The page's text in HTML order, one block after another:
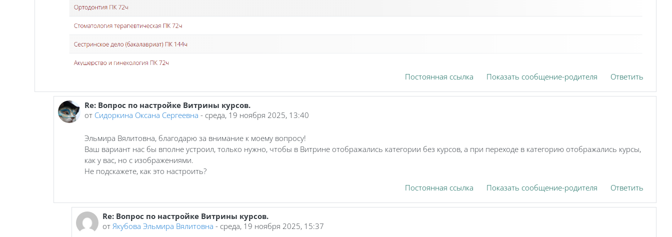
Постоянная ссылка Показать сообщение-родителя Ответить
В ответ на Якубова Эльмира Вялитовна
Re: Вопрос по настройке Витрины курсов.
от Сидоркина Оксана Сергеевна - среда, 19 ноября 2025, 13:40
Эльмира Вялитовна, благодарю за внимание к моему вопросу!
Ваш вариант нас бы вполне устроил, только нужно, чтобы в Витрине отображались категории без курсов, а при переходе в категорию отображались курсы,
как у вас, но с изображениями.
Не подскажете, как это настроить?
Постоянная ссылка
Показать сообщение-родителя Ответить
В ответ на Сидоркина Оксана Сергеевна
Re: Вопрос по настройке Витрины курсов.
от Якубова Эльмира Вялитовна - среда, 19 ноября 2025, 15:37